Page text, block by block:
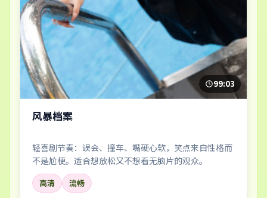
99:03
风暴档案
轻喜剧节奏：误会、撞车、嘴硬心软，笑点来自性格而
不是尬梗。适合想放松又不想看无脑片的观众。
高清
流畅